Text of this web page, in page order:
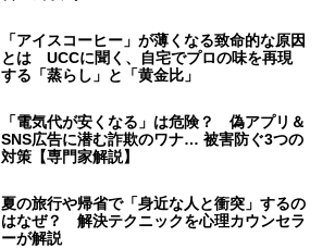
「アイスコーヒー」が薄くなる致命的な原因
とは UCCに聞く、自宅でプロの味を再現
する「蒸らし」と「黄金比」
「電気代が安くなる」は危険？ 偽アプリ＆
SNS広告に潜む詐欺のワナ… 被害防ぐ3つの
対策【専門家解説】
夏の旅行や帰省で「身近な人と衝突」するの
はなぜ？ 解決テクニックを心理カウンセラ
ーが解説